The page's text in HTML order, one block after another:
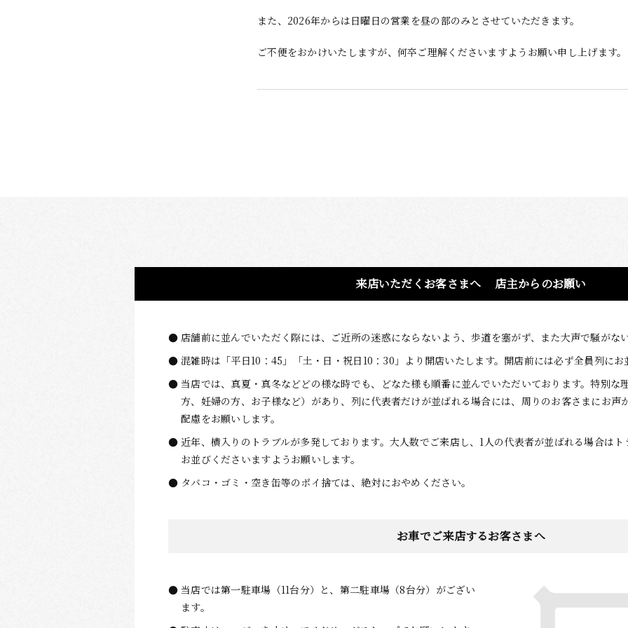
また、2026年からは日曜日の営業を昼の部のみとさせていただきます。
ご不便をおかけいたしますが、何卒ご理解くださいますようお願い申し上げます。
来店いただくお客さまへ 店主からのお願い
店舗前に並んでいただく際には、ご近所の迷惑にならないよう、歩道を塞がず、また大声で騒がな
混雑時は「平日10：45」「土・日・祝日10：30」より開店いたします。開店前には必ず全員列に
当店では、真夏・真冬などどの様な時でも、どなた様も順番に並んでいただいております。特別な
方、妊婦の方、お子様など）があり、列に代表者だけが並ばれる場合には、周りのお客さまにお声
配慮をお願いします。
近年、横入りのトラブルが多発しております。大人数でご来店し、1人の代表者が並ばれる場合は
お並びくださいますようお願いします。
タバコ・ゴミ・空き缶等のポイ捨ては、絶対におやめください。
お車でご来店するお客さまへ
当店では第一駐車場（11台分）と、第二駐車場（8台分）がござい
ます。